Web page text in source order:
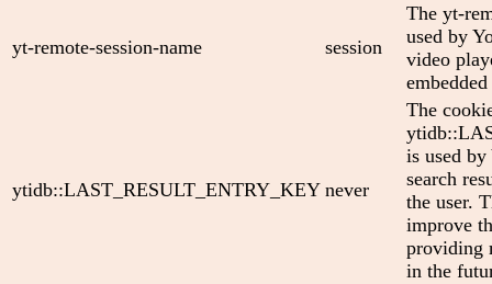
yt-remote-session-name session
The yt-
used by
video
ytidb::LAST_RESULT_ENTRY_KEY never
The
is used by
search
the user.
improve
providing
in the